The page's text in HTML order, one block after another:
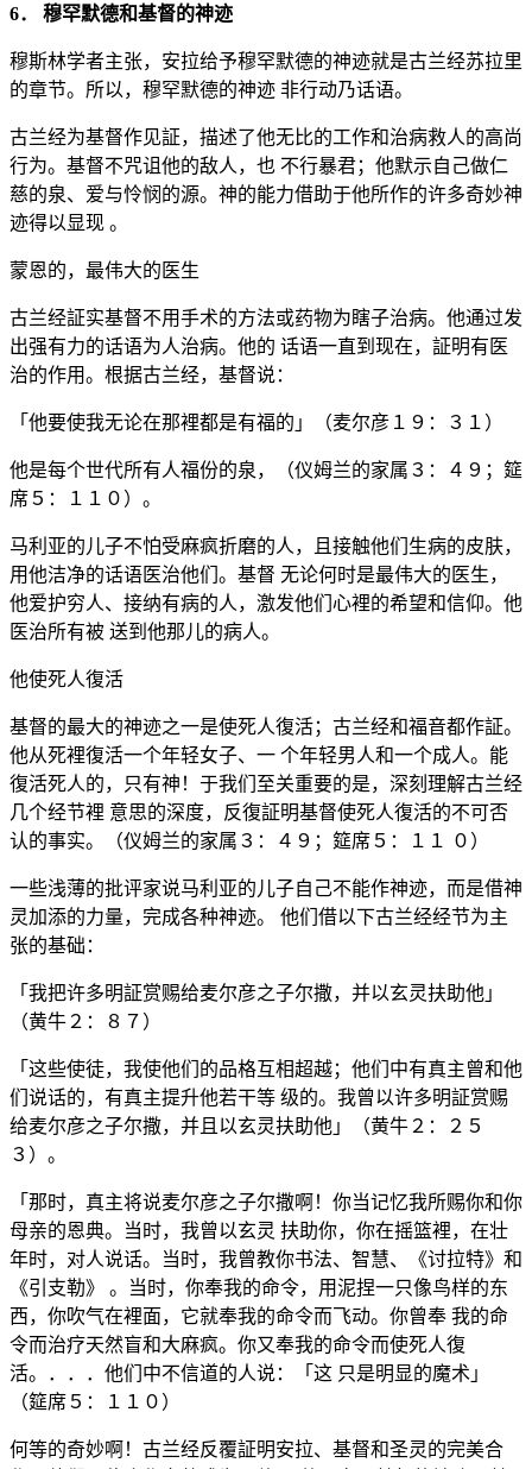
6． 穆罕默德和基督的神迹
穆斯林学者主张，安拉给予穆罕默德的神迹就是古兰经苏拉里
的章节。所以，穆罕默德的神迹 非行动乃话语。
古兰经为基督作见証，描述了他无比的工作和治病救人的高尚
行为。基督不咒诅他的敌人，也 不行暴君；他默示自己做仁
慈的泉、爱与怜悯的源。神的能力借助于他所作的许多奇妙神
迹得以显现 。
蒙恩的，最伟大的医生
古兰经証实基督不用手术的方法或药物为瞎子治病。他通过发
出强有力的话语为人治病。他的 话语一直到现在，証明有医
治的作用。根据古兰经，基督说：
「他要使我无论在那裡都是有福的」（麦尔彦１９：３１）
他是每个世代所有人福份的泉，（仪姆兰的家属３：４９；筵
席５：１１０）。
马利亚的儿子不怕受麻疯折磨的人，且接触他们生病的皮肤，
用他洁净的话语医治他们。基督 无论何时是最伟大的医生，
他爱护穷人、接纳有病的人，激发他们心裡的希望和信仰。他
医治所有被 送到他那儿的病人。
他使死人復活
基督的最大的神迹之一是使死人復活；古兰经和福音都作証。
他从死裡復活一个年轻女子、一 个年轻男人和一个成人。能
復活死人的，只有神！于我们至关重要的是，深刻理解古兰经
几个经节裡 意思的深度，反復証明基督使死人復活的不可否
认的事实。（仪姆兰的家属３：４９；筵席５：１１ ０）
一些浅薄的批评家说马利亚的儿子自己不能作神迹，而是借神
灵加添的力量，完成各种神迹。 他们借以下古兰经经节为主
张的基础：
「我把许多明証赏赐给麦尔彦之子尔撒，并以玄灵扶助他」
（黄牛２：８７）
「这些使徒，我使他们的品格互相超越；他们中有真主曾和他
们说话的，有真主提升他若干等 级的。我曾以许多明証赏赐
给麦尔彦之子尔撒，并且以玄灵扶助他」（黄牛２：２５
３）。
「那时，真主将说麦尔彦之子尔撒啊！你当记忆我所赐你和你
母亲的恩典。当时，我曾以玄灵 扶助你，你在摇篮裡，在壮
年时，对人说话。当时，我曾教你书法、智慧、《讨拉特》和
《引支勒》 。当时，你奉我的命令，用泥捏一只像鸟样的东
西，你吹气在裡面，它就奉我的命令而飞动。你曾奉 我的命
令而治疗天然盲和大麻疯。你又奉我的命令而使死人復
活。．．．他们中不信道的人说：「这 只是明显的魔术」
（筵席５：１１０）
何等的奇妙啊！古兰经反覆証明安拉、基督和圣灵的完美合